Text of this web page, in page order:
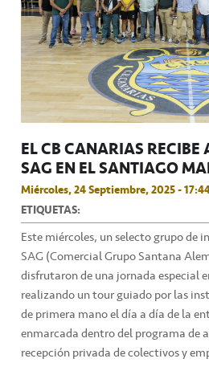
EL CB CANARIAS RECIBE
SAG EN EL SANTIAGO
Miércoles, 24 Septiembre, 2025 -
ETIQUETAS:
Este miércoles, un selecto grupo de
SAG (Comercial Grupo Santana
disfrutaron de una jornada especial
realizando un tour guiado por las
de primera mano el día a día de la
enmarcada dentro del programa de
recepción privada de colectivos y